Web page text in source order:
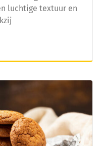
luchtige textuur en